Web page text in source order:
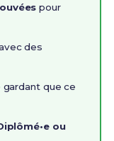
pour
des
gardant que ce
ou